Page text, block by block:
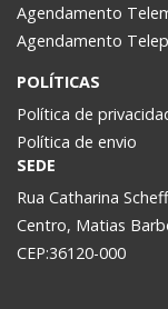
Agendamento
Agendamento
POLÍTICAS
Política de
Política de envio
SEDE
Rua Catharina
Centro, Matias
CEP:36120-000